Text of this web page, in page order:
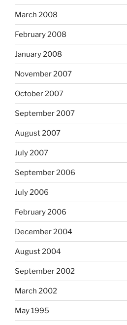
March 2008
February 2008
January 2008
November 2007
October 2007
September 2007
August 2007
July 2007
September 2006
July 2006
February 2006
December 2004
August 2004
September 2002
March 2002
May 1995